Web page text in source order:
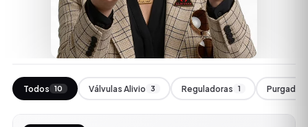
Todos 10 Válvulas Alivio 3 Reguladoras 1